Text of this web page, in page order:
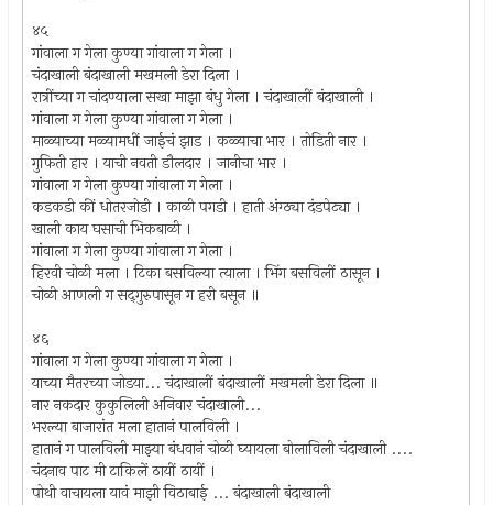
४५
गांवाला ग गेला कुण्या गांवाला ग गेला ।
चंदाखाली बंदाखाली मखमली डेरा दिला ।
रात्रींच्या ग चांदण्याला सखा माझा बंधु गेला । चंदाखालीं बंदाखाली ।
गांवाला ग गेला कुण्या गांवाला ग गेला ।
माळ्याच्या मळ्यामधीं जाईचं झाड । कळ्याचा भार । तोडिती नार ।
गुफिती हार । याची नवती डौलदार । जानीचा भार ।
गांवाला ग गेला कुण्या गांवाला ग गेला ।
कडकडी कीं धोतरजोडी । काळी पगडी । हाती अंग्ठ्या दंडपेट्या ।
खाली काय घसाची भिकबाळी ।
गांवाला ग गेला कुण्या गांवाला ग गेला ।
हिरवी चोळी मला । टिका बसविल्या त्याला । भिंग बसविलीं ठासून ।
चोळी आणली ग सद्‍गुरुपासून ग हरी बसून ॥
४६
गांवाला ग गेला कुण्या गांवाला ग गेला ।
याच्या मैतरच्या जोडया... चंदाखालीं बंदाखालीं मखमली डेरा दिला ॥
नार नकदार कुकुलिली अनिवार चंदाखाली...
भरल्या बाजारांत मला हातानं पालविली ।
हातानं ग पालविली माझ्या बंधवानं चोळी घ्यायला बोलाविली चंदाखाली ....
चंदनाव पाट मी टाकिलें ठायीं ठायीं ।
पोथी वाचायला यावं माझी विठाबाई ... बंदाखाली बंदाखाली